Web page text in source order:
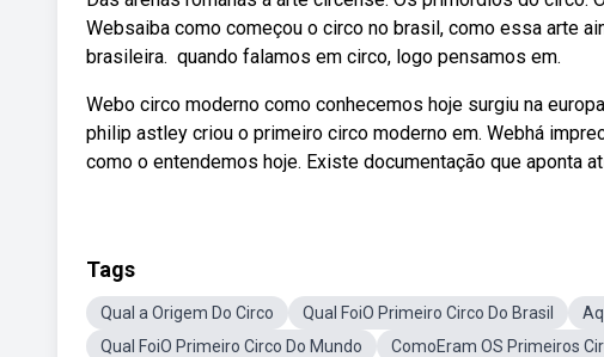
Websaiba como começou o circo no brasil, como essa arte
brasileira. ‎ quando falamos em circo, logo pensamos em.
Webo circo moderno como conhecemos hoje surgiu na
philip astley criou o primeiro circo moderno em. Webhá
como o entendemos hoje. Existe documentação que aponta
Tags
Qual a Origem Do Circo Qual FoiO Primeiro Circo Do Brasil
Qual FoiO Primeiro Circo Do Mundo
ComoEram OS Primeiros